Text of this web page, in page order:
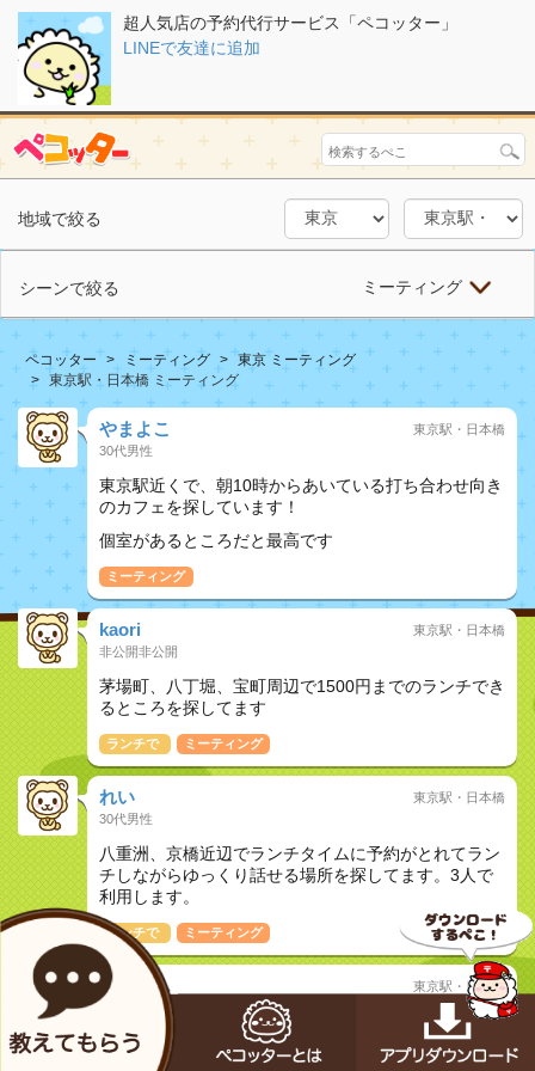
超人気店の予約代行サービス「ペコッター」
LINEで友達に追加
地域で絞る
シーンで絞る ミーティング
ペコッター ミーティング
東京 ミーティング
東京駅・日本橋 ミーティング
やまよこ
30代男性
東京駅・日本橋
東京駅近くで、朝10時からあいている打ち合わせ向き
のカフェを探しています！
個室があるところだと最高です
ミーティング
kaori
非公開非公開
東京駅・日本橋
茅場町、八丁堀、宝町周辺で1500円までのランチでき
るところを探してます
ランチで ミーティング
れい
30代男性
東京駅・日本橋
八重洲、京橋近辺でランチタイムに予約がとれてラン
チしながらゆっくり話せる場所を探してます。3人で
利用します。
ランチで ミーティング
かすみん 東京駅・日本橋
東京駅付近で焼肉飲み会！
飲み放題付で1人当たり予算3500円ぐらい